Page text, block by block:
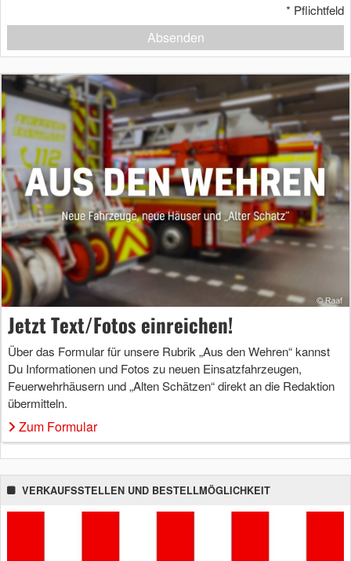
* Pflichtfeld
Absenden
Jetzt Text/Fotos einreichen!
Über das Formular für unsere Rubrik „Aus den Wehren“ kannst
Du Informationen und Fotos zu neuen Einsatzfahrzeugen,
Feuerwehrhäusern und „Alten Schätzen“ direkt an die Redaktion
übermitteln.
Zum Formular
VERKAUFSSTELLEN UND BESTELLMÖGLICHKEIT